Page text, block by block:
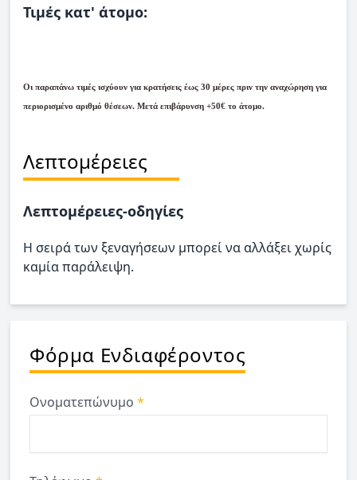
Τιμές κατ' άτομο:
Οι παραπάνω τιμές ισχύουν για κρατήσεις έως 30 μέρες πριν την αναχώρηση για
περιορισμένο αριθμό θέσεων. Μετά επιβάρυνση +50€ το άτομο.
Λεπτομέρειες
Λεπτομέρειες-οδηγίες
H σειρά των ξεναγήσεων μπορεί να αλλάξει χωρίς
καμία παράλειψη.
Φόρμα Ενδιαφέροντος
Ονοματεπώνυμο *